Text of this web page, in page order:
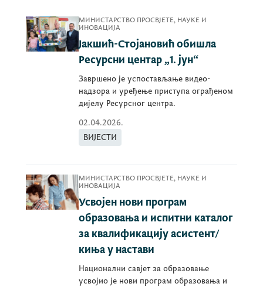
МИНИСТАРСТВО ПРОСВЈЕТЕ, НАУКЕ И
ИНОВАЦИЈА
Јакшић-Стојановић обишла
Ресурсни центар „1. јун“
Завршено је успостављање видео-
надзора и уређење приступа ограђеном
дијелу Ресурсног центра.
02.04.2026.
ВИЈЕСТИ
МИНИСТАРСТВО ПРОСВЈЕТЕ, НАУКЕ И
ИНОВАЦИЈА
Усвојен нови програм
образовања и испитни каталог
за квалификацију асистент/
киња у настави
Национални савјет за образовање
усвојио је нови програм образовања и